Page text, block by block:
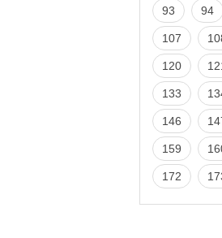
93 94
107
120
133
146
159
172